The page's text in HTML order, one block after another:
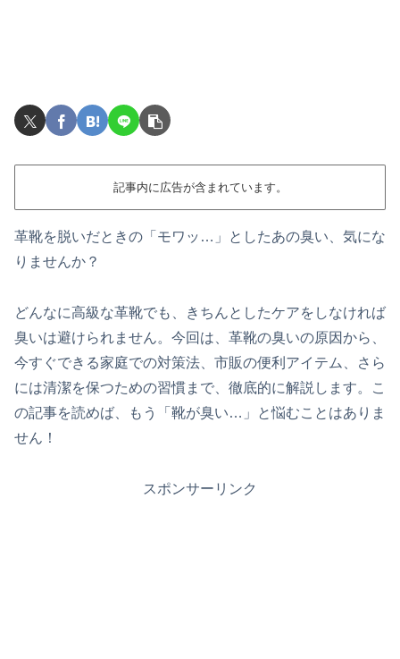
記事内に広告が含まれています。
革靴を脱いだときの「モワッ…」としたあの臭い、気にな
りませんか？
どんなに高級な革靴でも、きちんとしたケアをしなければ
臭いは避けられません。今回は、革靴の臭いの原因から、
今すぐできる家庭での対策法、市販の便利アイテム、さら
には清潔を保つための習慣まで、徹底的に解説します。こ
の記事を読めば、もう「靴が臭い…」と悩むことはありま
せん！
スポンサーリンク